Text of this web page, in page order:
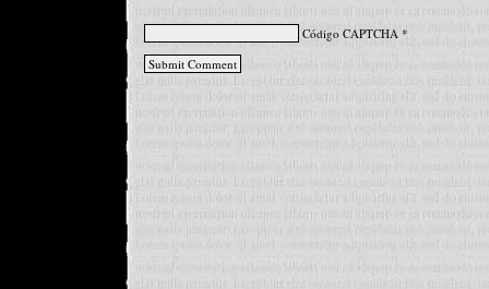
Código CAPTCHA*